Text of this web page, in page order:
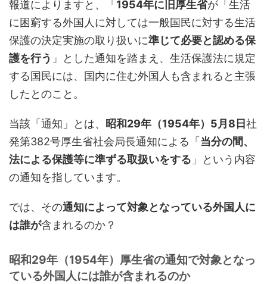
報道によりますと、「 1954年に旧厚生省が「生活
に困窮する外国人に対しては一般国民に対する生活
保護の決定実施の取り扱いに準じて必要と認める保
護を行う 」とした通知を踏まえ、生活保護法に規定
する国民には、国内に住む外国人も含まれると主張
したとのこと。
当該「通知」とは、 昭和29年（1954年）5月8日社
発第382号厚生省社会局長通知による「 当分の間、
法による保護等に準ずる取扱いをする 」という内容
の通知を指しています。
では、その通知によって対象となっている外国人に
は誰が含まれるのか？
昭和29年（1954年）厚生省の通知で対象となっ
ている外国人には誰が含まれるのか